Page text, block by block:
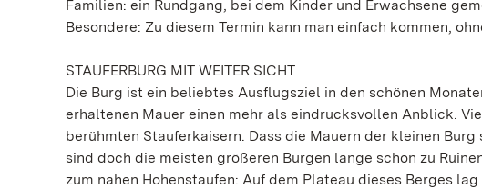
Familien: ein Rundgang, bei dem Kinder und Erwachsene
Besondere: Zu diesem Termin kann man einfach kommen,
STAUFERBURG MIT WEITER SICHT
Die Burg ist ein beliebtes Ausflugsziel in den schönen
erhaltenen Mauer einen mehr als eindrucksvollen Anblick.
berühmten Stauferkaisern. Dass die Mauern der kleinen
sind doch die meisten größeren Burgen lange schon zu
zum nahen Hohenstaufen: Auf dem Plateau dieses Berges